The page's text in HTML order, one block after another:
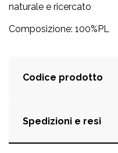
naturale e ricercato
Composizione: 100%PL
Codice prodotto
Spedizioni e resi